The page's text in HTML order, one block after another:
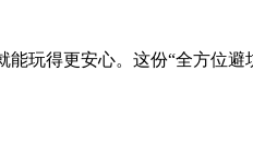
玩得更安心。这份“全方位避